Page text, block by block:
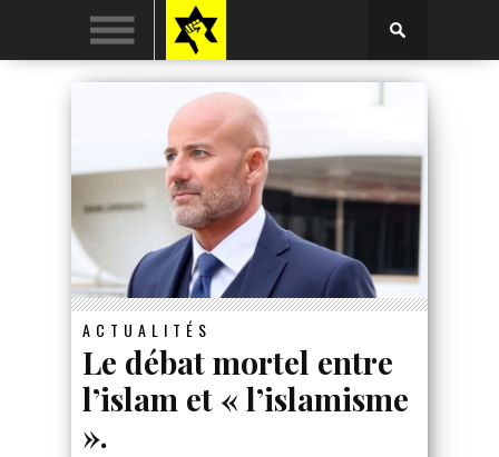
ACTUALITÉS
Le débat mortel entre
l’islam et « l’islamisme
».